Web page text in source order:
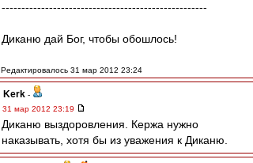
----------------------------------------------------
Диканю дай Бог, чтобы обошлось!
Редактировалось 31 мар 2012 23:24
Kerk -
31 мар 2012 23:19
Диканю выздоровления. Кержа нужно
наказывать, хотя бы из уважения к Диканю.